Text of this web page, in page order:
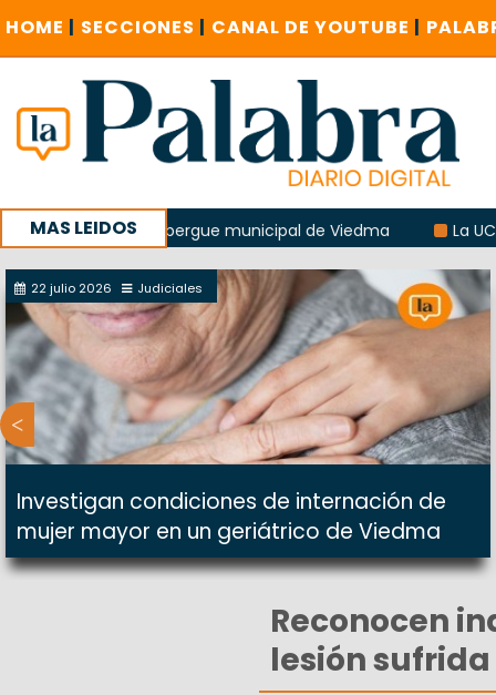
HOME | SECCIONES | CANAL DE YOUTUBE |
MAS LEIDOS
del albergue municipal de Viedma La UCR
del Correo Argentino en Sierra Grande
22 julio 2026 Judiciales
Investigan condiciones de internación de
mujer mayor en un geriátrico de Viedma
Reconocen
lesión